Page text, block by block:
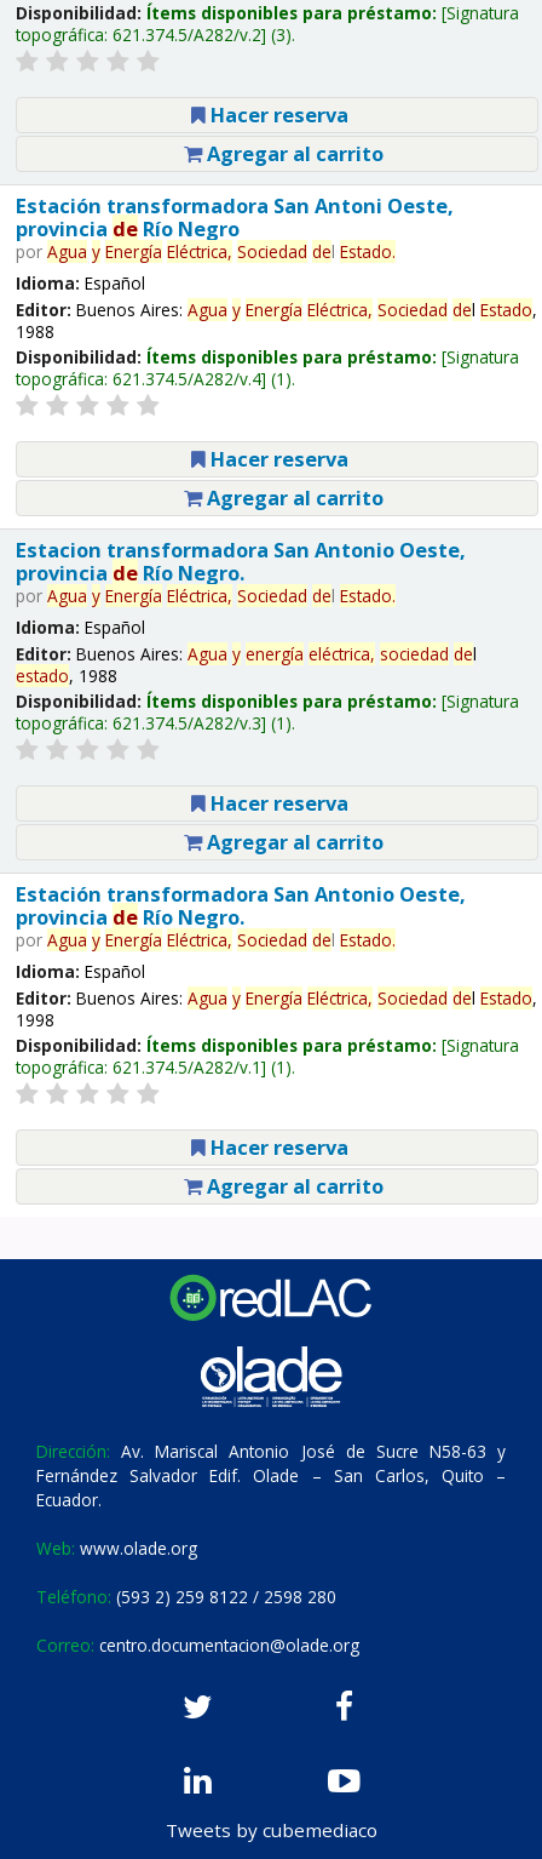
Disponibilidad: Ítems disponibles para préstamo: Signatura
topográfica: 621.374.5/A282/v.2 (3).
Hacer reserva
Agregar al carrito
Estación transformadora San Antoni Oeste,
provincia deRío Negro
por Agua y Energía Eléctrica, Sociedad del Estado.
Idioma: Español
Editor: Buenos Aires: Agua y Energía Eléctrica, Sociedad del Estado,
1988
Disponibilidad: Ítems disponibles para préstamo: Signatura
topográfica: 621.374.5/A282/v.4 (1).
Hacer reserva
Agregar al carrito
Estacion transformadora San Antonio Oeste,
provincia deRío Negro.
por Agua y Energía Eléctrica, Sociedad del Estado.
Idioma: Español
Editor: Buenos Aires: Agua y energía eléctrica, sociedad del
estado, 1988
Disponibilidad: Ítems disponibles para préstamo: Signatura
topográfica: 621.374.5/A282/v.3 (1).
Hacer reserva
Agregar al carrito
Estación transformadora San Antonio Oeste,
provincia deRío Negro.
por Agua y Energía Eléctrica, Sociedad del Estado.
Idioma: Español
Editor: Buenos Aires: Agua y Energía Eléctrica, Sociedad del Estado,
1998
Disponibilidad: Ítems disponibles para préstamo: Signatura
topográfica: 621.374.5/A282/v.1 (1).
Hacer reserva
Agregar al carrito
Dirección: Av. Mariscal Antonio José de Sucre N58-63 y
Fernández Salvador Edif. Olade – San Carlos, Quito –
Ecuador.
Web: www.olade.org
Teléfono: (593 2) 259 8122 / 2598 280
Correo: centro.documentacion@olade.org
Tweets by cubemediaco